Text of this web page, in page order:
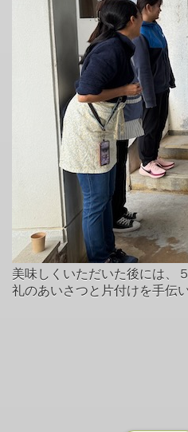
美味しくいただいた後には、
礼のあいさつと片付けを手伝